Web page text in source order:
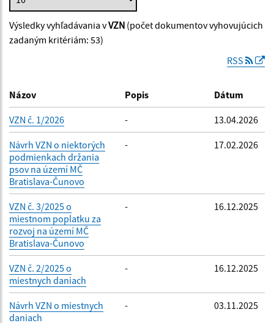
Dátum zverejnenia od:
Platnosť od:
Platnosť do:
Filtrovať
Výsledky vyhľadávania vVZN (počet dokumentov vyhovujúcich
zadaným kritériám: 53)
RSS
Názov Popis Dátum
VZN č. 1/2026 - 13.04.2026
Návrh VZN o niektorých
podmienkach držania
psov na území MČ
Bratislava-Čunovo
- 17.02.2026
VZN č. 3/2025 o
miestnom poplatku za
rozvoj na území MČ
Bratislava-Čunovo
- 16.12.2025
VZN č. 2/2025 o
miestnych daniach
- 16.12.2025
Návrh VZN o miestnych
daniach
- 03.11.2025